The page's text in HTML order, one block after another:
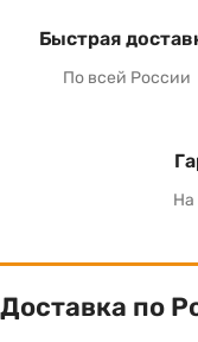
Быстрая
По всей России
На
Доставка по